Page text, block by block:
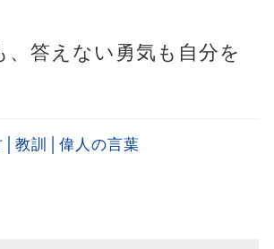
答えない勇気も自分を
教訓│偉人の言葉